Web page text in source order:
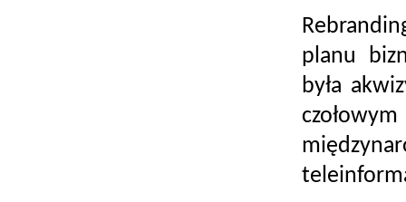
planu
była